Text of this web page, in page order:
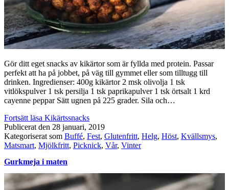
Gör ditt eget snacks av kikärtor som är fyllda med protein. Passar
perfekt att ha på jobbet, på väg till gymmet eller som tilltugg till
drinken. Ingredienser: 400g kikärtor 2 msk olivolja 1 tsk
vitlökspulver 1 tsk persilja 1 tsk paprikapulver 1 tsk örtsalt 1 krd
cayenne peppar Sätt ugnen på 225 grader. Sila och…
Fortsätt läsa Kikärtssnacks
Publicerat den 28 januari, 2019
Kategoriserat som Buffé, Fest, Glutenfritt, Helg, Höst, Kvällsmys,
Matsmart, Mjölkfritt, Picknick, Vår, Vinter
Gurkmeja i maten